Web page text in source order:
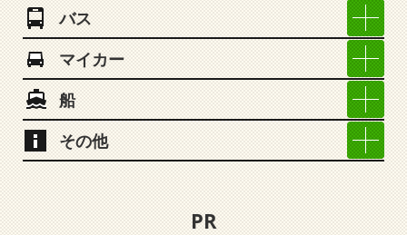
バス
マイカー
船
その他
PR